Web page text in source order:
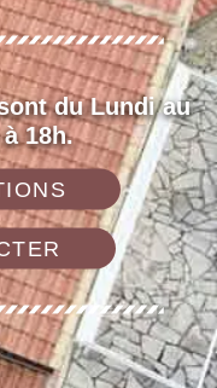
du Lundi au
18h.